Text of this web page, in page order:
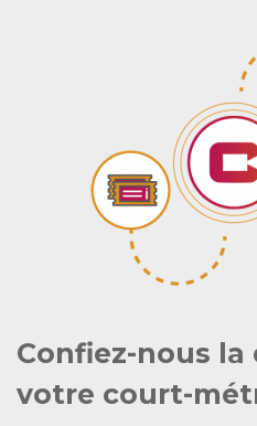
Confiez-nous
votre court-